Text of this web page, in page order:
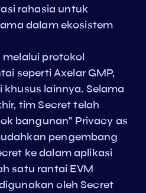
rahasia untuk
dalam ekosistem
protokol
seperti Axelar GMP,
lainnya. Selama
tim Secret telah
bangunan" Privacy as
pengembang
ke dalam aplikasi
satu rantai EVM
oleh Secret